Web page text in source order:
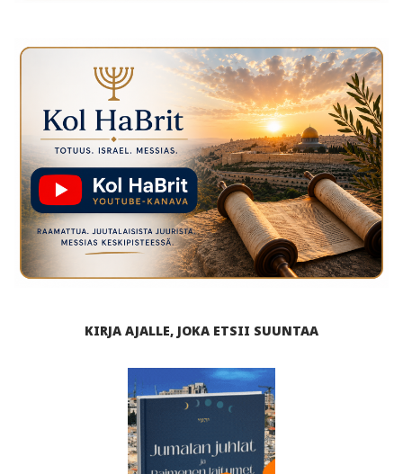
KIRJA AJALLE, JOKA ETSII SUUNTAA